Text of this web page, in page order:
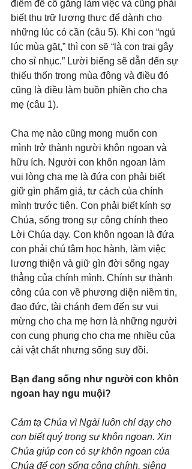
điểm để cố gắng làm việc và cũng phải
biết thu trữ lương thực để dành cho
những lúc có cần (câu 5). Khi con “ngủ
lúc mùa gặt,” thì con sẽ “là con trai gây
cho sỉ nhục.” Lười biếng sẽ dẫn đến sự
thiếu thốn trong mùa đông và điều đó
cũng là điều làm buồn phiền cho cha
mẹ (câu 1).
Cha mẹ nào cũng mong muốn con
mình trở thành người khôn ngoan và
hữu ích. Người con khôn ngoan làm
vui lòng cha mẹ là đứa con phải biết
giữ gìn phẩm giá, tư cách của chính
mình trước tiên. Con phải biết kính sợ
Chúa, sống trong sự công chính theo
Lời Chúa dạy. Con khôn ngoan là đứa
con phải chú tâm học hành, làm việc
lương thiện và giữ gìn đời sống ngay
thẳng của chính mình. Chính sự thành
công của con về phương diện niềm tin,
đạo đức, tài chánh đem đến sự vui
mừng cho cha mẹ hơn là những người
con cung phụng cho cha mẹ nhiều của
cải vật chất nhưng sống suy đồi.
Bạn đang sống như người con khôn
ngoan hay ngu muội?
Cảm tạ Chúa vì Ngài luôn chỉ dạy cho
con biết quý trọng sự khôn ngoan. Xin
Chúa giúp con có sự khôn ngoan của
Chúa để con sống công chính, siêng